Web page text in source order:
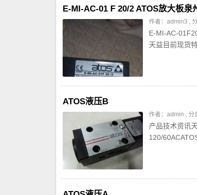
E-MI-AC-01 F 20/2 ATOS放大板
作者：admin3 , 分
E-MI-AC-
天益目前现货
ATOS液压B
作者：admin , 分
产品技术资讯
120/